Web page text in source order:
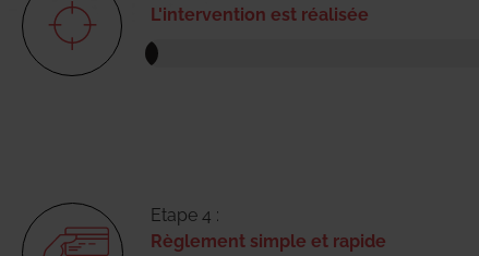
L'intervention est réalisée
Etape 4 :
Règlement simple et rapide